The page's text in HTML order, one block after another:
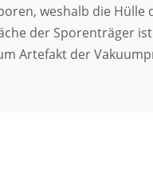
weshalb die Hülle
der Sporenträger
Artefakt der